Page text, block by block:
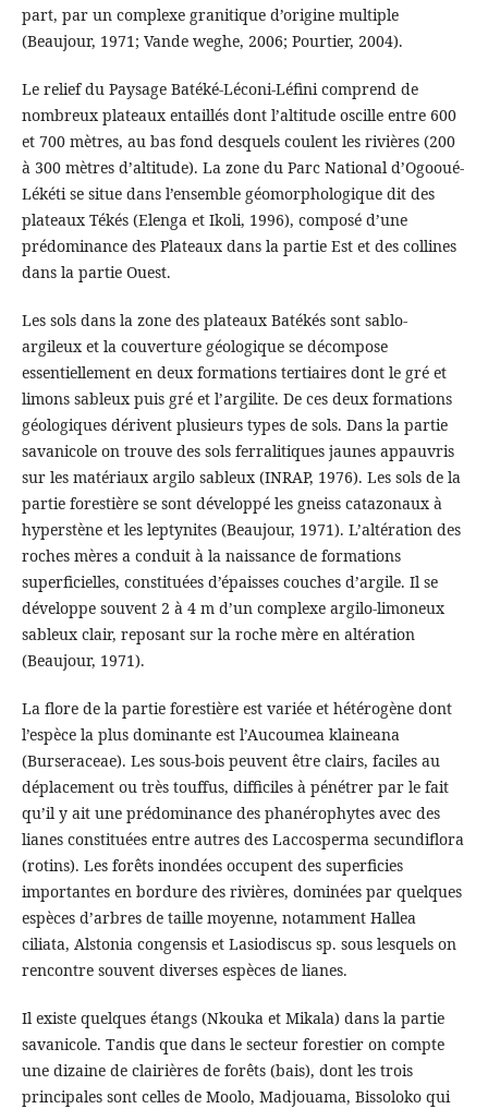
part, par un complexe granitique d’origine multiple
(Beaujour, 1971; Vande weghe, 2006; Pourtier, 2004).
Le relief du Paysage Batéké-Léconi-Léfini comprend de
nombreux plateaux entaillés dont l’altitude oscille entre 600
et 700 mètres, au bas fond desquels coulent les rivières (200
à 300 mètres d’altitude). La zone du Parc National d’Ogooué-
Lékéti se situe dans l’ensemble géomorphologique dit des
plateaux Tékés (Elenga et Ikoli, 1996), composé d’une
prédominance des Plateaux dans la partie Est et des collines
dans la partie Ouest.
Les sols dans la zone des plateaux Batékés sont sablo-
argileux et la couverture géologique se décompose
essentiellement en deux formations tertiaires dont le gré et
limons sableux puis gré et l’argilite. De ces deux formations
géologiques dérivent plusieurs types de sols. Dans la partie
savanicole on trouve des sols ferralitiques jaunes appauvris
sur les matériaux argilo sableux (INRAP, 1976). Les sols de la
partie forestière se sont développé les gneiss catazonaux à
hyperstène et les leptynites (Beaujour, 1971). L’altération des
roches mères a conduit à la naissance de formations
superficielles, constituées d’épaisses couches d’argile. Il se
développe souvent 2 à 4 m d’un complexe argilo-limoneux
sableux clair, reposant sur la roche mère en altération
(Beaujour, 1971).
La flore de la partie forestière est variée et hétérogène dont
l’espèce la plus dominante est l’Aucoumea klaineana
(Burseraceae). Les sous-bois peuvent être clairs, faciles au
déplacement ou très touffus, difficiles à pénétrer par le fait
qu’il y ait une prédominance des phanérophytes avec des
lianes constituées entre autres des Laccosperma secundiflora
(rotins). Les forêts inondées occupent des superficies
importantes en bordure des rivières, dominées par quelques
espèces d’arbres de taille moyenne, notamment Hallea
ciliata, Alstonia congensis et Lasiodiscus sp. sous lesquels on
rencontre souvent diverses espèces de lianes.
Il existe quelques étangs (Nkouka et Mikala) dans la partie
savanicole. Tandis que dans le secteur forestier on compte
une dizaine de clairières de forêts (bais), dont les trois
principales sont celles de Moolo, Madjouama, Bissoloko qui